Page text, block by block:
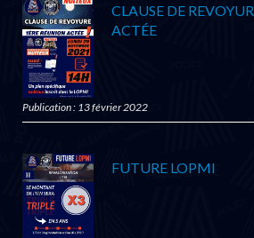
CLAUSE DE
ACTÉE
Publication : 13 février 2022
FUTURE LOPMI